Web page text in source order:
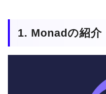
1. Monadの紹介